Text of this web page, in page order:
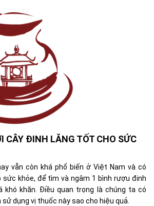
CÂY ĐINH LĂNG TỐT CHO SỨC
vẫn còn khá phổ biến ở Việt Nam và có
sức khỏe, để tìm và ngâm 1 bình rượu đinh
khó khăn. Điều quan trọng là chúng ta có
sử dụng vị thuốc này sao cho hiệu quả.